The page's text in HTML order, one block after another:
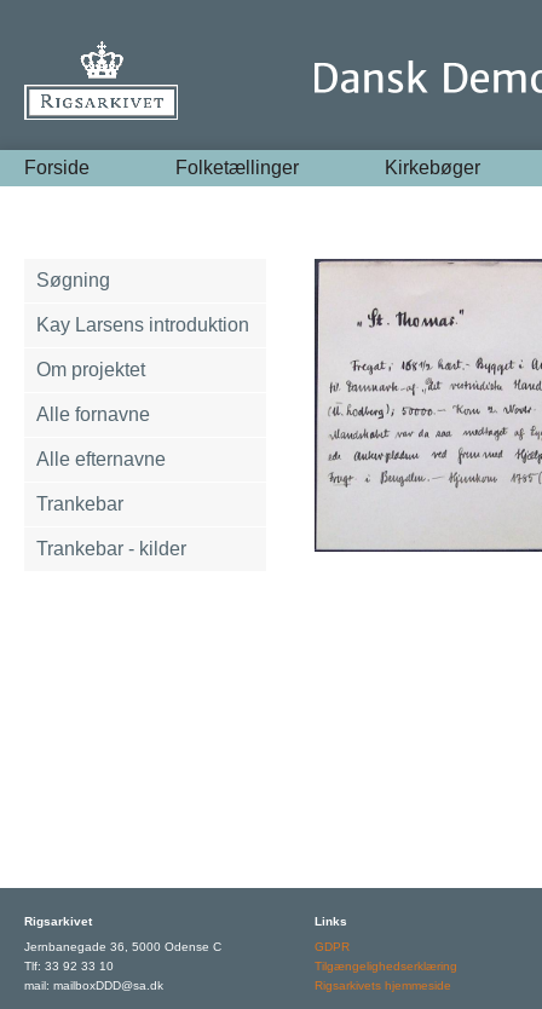
Forside Folketællinger Kirkebøger
Søgning
Kay Larsens introduktion
Om projektet
Alle fornavne
Alle efternavne
Trankebar
Trankebar - kilder
Rigsarkivet
Jernbanegade 36, 5000 Odense C
Tlf: 33 92 33 10
mail: mailboxDDD@sa.dk
Links
GDPR
Tilgængelighedserklæring
Rigsarkivets hjemmeside